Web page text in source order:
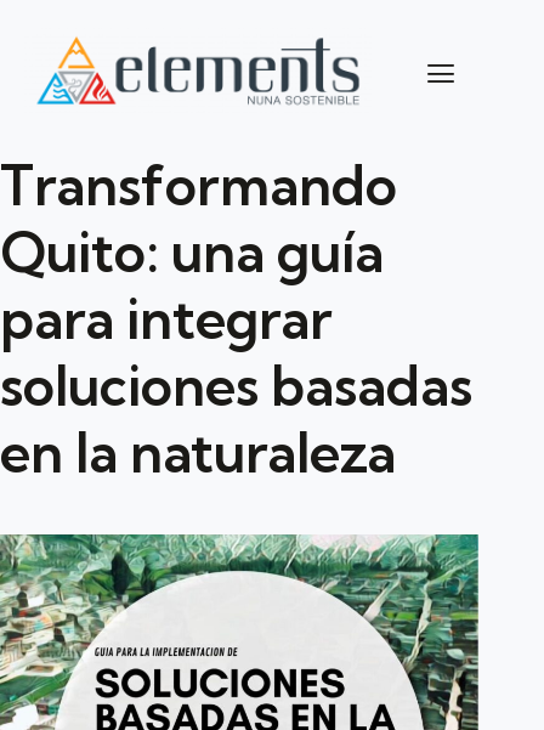
Transformando
Quito: una guía
para integrar
soluciones basadas
en la naturaleza